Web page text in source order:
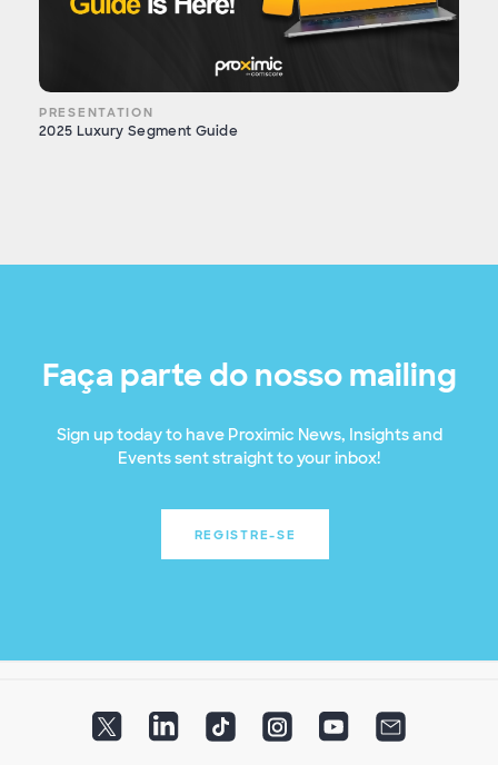
PRESENTATION
2025 Luxury Segment Guide
Faça parte do nosso mailing
Sign up today to have Proximic News, Insights and
Events sent straight to your inbox!
REGISTRE-SE